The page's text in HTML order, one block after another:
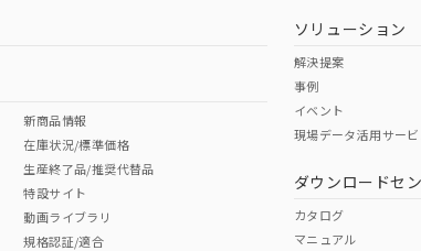
新商品情報
在庫状況/標準価格
生産終了品/推奨代替品
特設サイト
動画ライブラリ
規格認証/適合
ソリューション
解決提案
事例
イベント
現場データ活用サー
ダウンロードセ
カタログ
マニュアル